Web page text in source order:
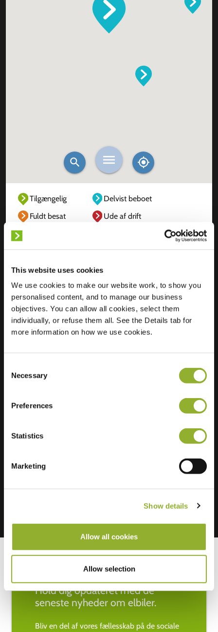
This website uses cookies
We use cookies to make our website work, to show you
personalised content, and to manage our business
objectives. You can allow all cookies, select them
individually, or refuse them all. See the Details tab for
more information on how we use cookies.
Selection
Necessary
Preferences
Statistics
Marketing
Show details
Allow all cookies
Allow selection
Tilgængelig
Delvist beboet
Fuldt besat
Ude af drift
Beliggenhed
Lepelaarshof 2
3862 KV Nijkerk
Holland
Hold dig opdateret med de
seneste nyheder om elbiler.
Bliv en del af vores fællesskab på de sociale